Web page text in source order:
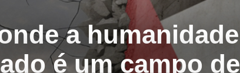
a humanidade
é um campo de